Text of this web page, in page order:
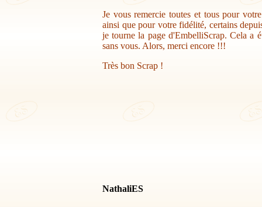
Je vous remercie toutes et tous pour
ainsi que pour votre fidélité, certains
je tourne la page d'EmbelliScrap. Cela a
sans vous. Alors, merci encore !!!
Très bon Scrap !
NathaliES